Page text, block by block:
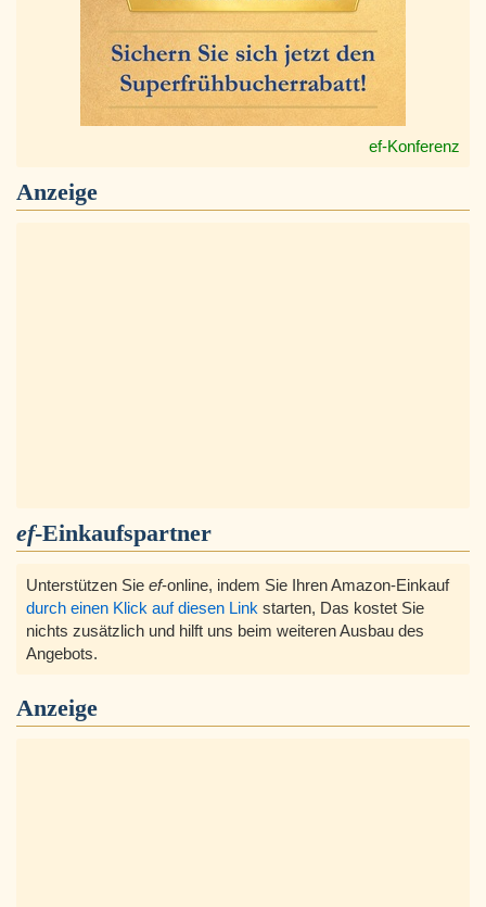
ef-Konferenz
Anzeige
ef-Einkaufspartner
Unterstützen Sie ef-online, indem Sie Ihren Amazon-Einkauf
durch einen Klick auf diesen Link starten, Das kostet Sie
nichts zusätzlich und hilft uns beim weiteren Ausbau des
Angebots.
Anzeige